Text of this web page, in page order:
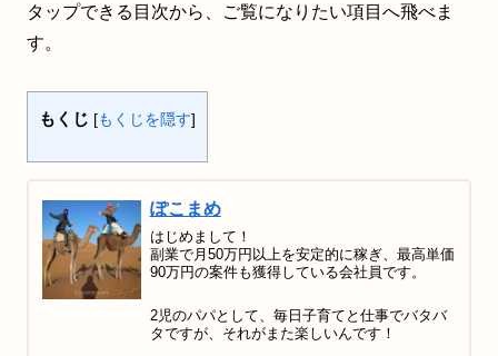
タップできる目次から、ご覧になりたい項目へ飛べま
す。
もくじ [もくじを隠す]
ぽこまめ
はじめまして！
副業で月50万円以上を安定的に稼ぎ、最高単価
90万円の案件も獲得している会社員です。
2児のパパとして、毎日子育てと仕事でバタバ
タですが、それがまた楽しいんです！